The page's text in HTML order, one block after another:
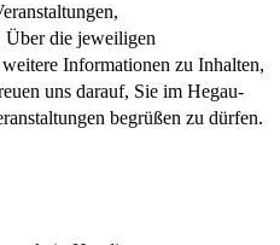
Über die jeweiligen
Informationen zu Inhalten,
uns darauf, Sie im Hegau-
begrüßen zu dürfen.